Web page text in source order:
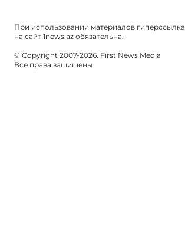
При использовании материалов гиперссылка
на сайт 1news.az обязательна.
© Copyright 2007-2026. First News Media
Все права защищены